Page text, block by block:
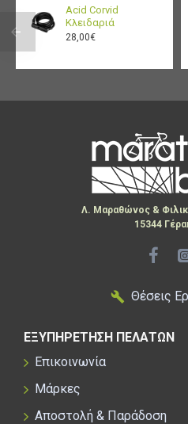
Χρώμα:Silver/Light
Κατασκευή:
Acid Corvid
Κλειδαριά
28,00€
Λ. Μαραθώνος &
15344
Θέσεις
ΕΞΥΠΗΡΕΤΗΣΗ ΠΕΛΑΤΩΝ
Επικοινωνία
Μάρκες
Αποστολή & Παράδοση